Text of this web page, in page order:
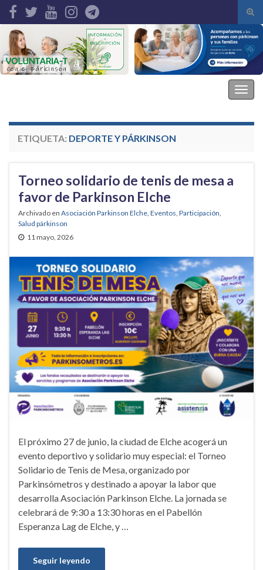
de
Search for:
ETIQUETA: DEPORTE Y PÁRKINSON
Torneo solidario de tenis de mesa a
favor de Parkinson Elche
Archivado en Asociación Parkinson Elche, Eventos, Participación,
Salud párkinson
11 mayo, 2026
El próximo 27 de junio, la ciudad de Elche acogerá un
evento deportivo y solidario muy especial: el Torneo
Solidario de Tenis de Mesa, organizado por
Parkinsómetros y destinado a apoyar la labor que
desarrolla Asociación Parkinson Elche. La jornada se
celebrará de 9:30 a 13:30 horas en el Pabellón
Esperanza Lag de Elche, y …
Seguir leyendo